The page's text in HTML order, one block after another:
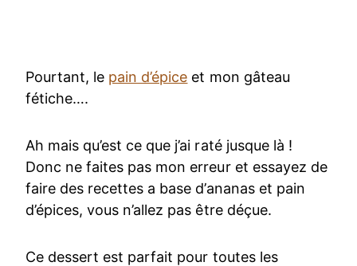
Pourtant, le pain d’épice et mon gâteau
fétiche….
Ah mais qu’est ce que j’ai raté jusque là !
Donc ne faites pas mon erreur et essayez de
faire des recettes a base d’ananas et pain
d’épices, vous n’allez pas être déçue.
Ce dessert est parfait pour toutes les